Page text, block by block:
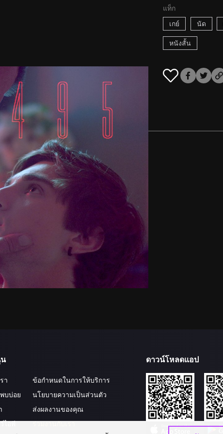
แท็ก
เกย์
นัด
หนังสั้น
า
บบ่อย
ไอพี
ข้อกำหนดในการให้บริการ
นโยบายความเป็นส่วนตัว
ส่งผลงานของคุณ
ร่วมงานกับเรา
ดาวน์โหลดแอป